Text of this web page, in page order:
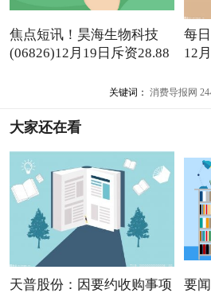
焦点短讯！昊海生物科技
(06826)12月19日斥资28.88
每
12
关键词： 消费导报网
大家还在看
天普股份：因要约收购事项
要